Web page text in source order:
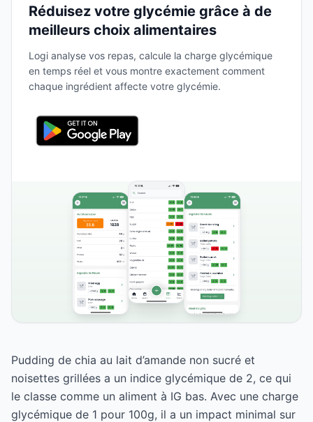
Réduisez votre glycémie grâce à de
meilleurs choix alimentaires
Logi analyse vos repas, calcule la charge glycémique
en temps réel et vous montre exactement comment
chaque ingrédient affecte votre glycémie.
Pudding de chia au lait d’amande non sucré et
noisettes grillées a un indice glycémique de 2, ce qui
le classe comme un aliment à IG bas. Avec une charge
glycémique de 1 pour 100g, il a un impact minimal sur